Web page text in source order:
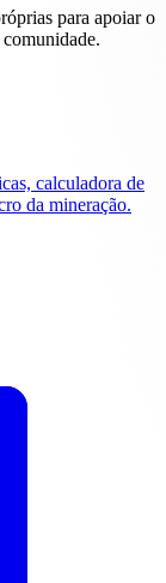
para apoiar o
calculadora de
da mineração.